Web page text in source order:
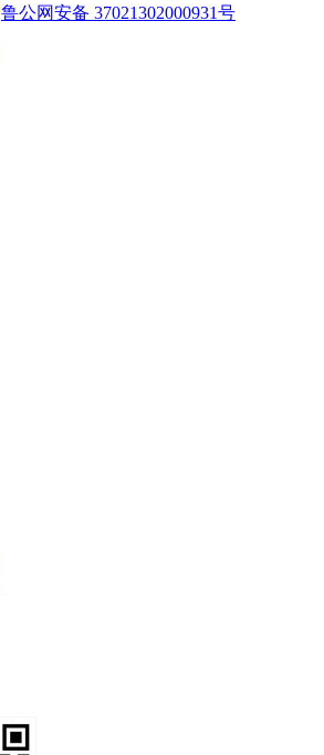
鲁公网安备 37021302000931号